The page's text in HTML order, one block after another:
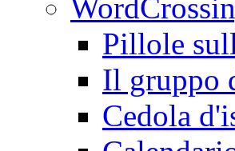
Pillole
Il gruppo
Cedola